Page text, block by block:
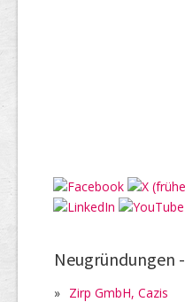
Neugründungen -
» Zirp GmbH, Cazis